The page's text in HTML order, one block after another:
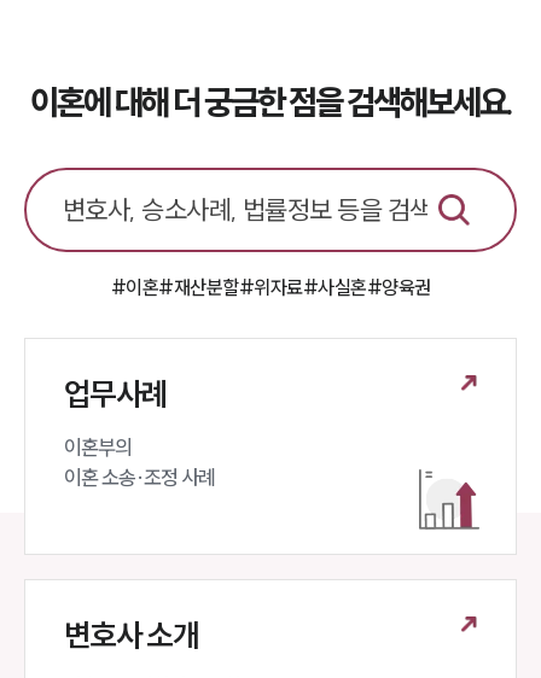
이혼에 대해 더 궁금한 점을 검색해보세요.
#이혼#재산분할#위자료#사실혼#양육권
업무사례
이혼부의
이혼 소송·조정 사례
변호사 소개